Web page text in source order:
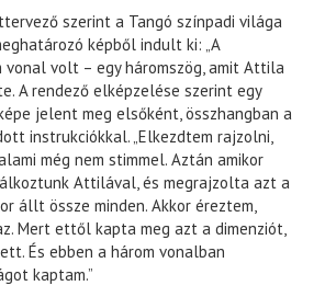
szerint a Tangó színpadi világa
képből indult ki: „A
vonal volt – egy háromszög, amit Attila
A rendező elképzelése szerint egy
jelent meg elsőként, összhangban a
instrukciókkal. „Elkezdtem rajzolni,
még nem stimmel. Aztán amikor
Attilával, és megrajzolta azt a
állt össze minden. Akkor éreztem,
Mert ettől kapta meg azt a dimenziót,
És ebben a három vonalban
kaptam.”